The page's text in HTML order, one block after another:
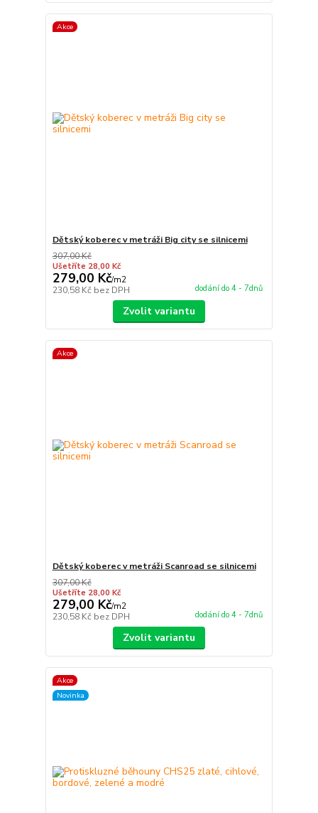
Akce
Dětský koberec v metráži Big city se silnicemi
307,00 Kč
Ušetříte 28,00 Kč
279,00 Kč/m2
230,58 Kč bez DPH dodání do 4 - 7dnů
Zvolit variantu
Akce
Dětský koberec v metráži Scanroad se silnicemi
307,00 Kč
Ušetříte 28,00 Kč
279,00 Kč/m2
230,58 Kč bez DPH dodání do 4 - 7dnů
Zvolit variantu
Akce
Novinka